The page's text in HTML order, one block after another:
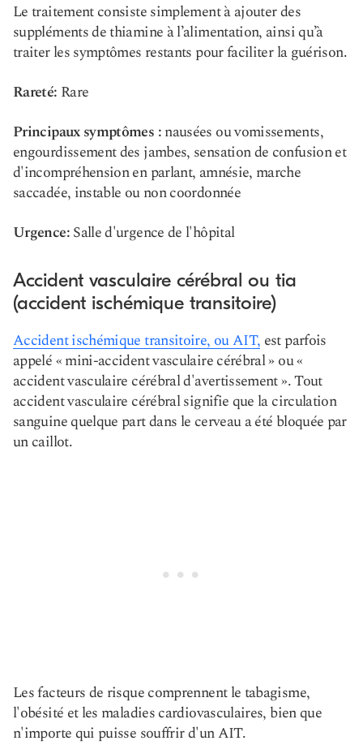
Le traitement consiste simplement à ajouter des
suppléments de thiamine à l’alimentation, ainsi qu’à
traiter les symptômes restants pour faciliter la guérison.
Rareté: Rare
Principaux symptômes :nausées ou vomissements,
engourdissement des jambes, sensation de confusion et
d'incompréhension en parlant, amnésie, marche
saccadée, instable ou non coordonnée
Urgence:Salle d'urgence de l'hôpital
Accident vasculaire cérébral ou tia
(accident ischémique transitoire)
Accident ischémique transitoire, ou AIT, est parfois
appelé « mini-accident vasculaire cérébral » ou «
accident vasculaire cérébral d'avertissement ». Tout
accident vasculaire cérébral signifie que la circulation
sanguine quelque part dans le cerveau a été bloquée par
un caillot.
Les facteurs de risque comprennent le tabagisme,
l'obésité et les maladies cardiovasculaires, bien que
n'importe qui puisse souffrir d'un AIT.